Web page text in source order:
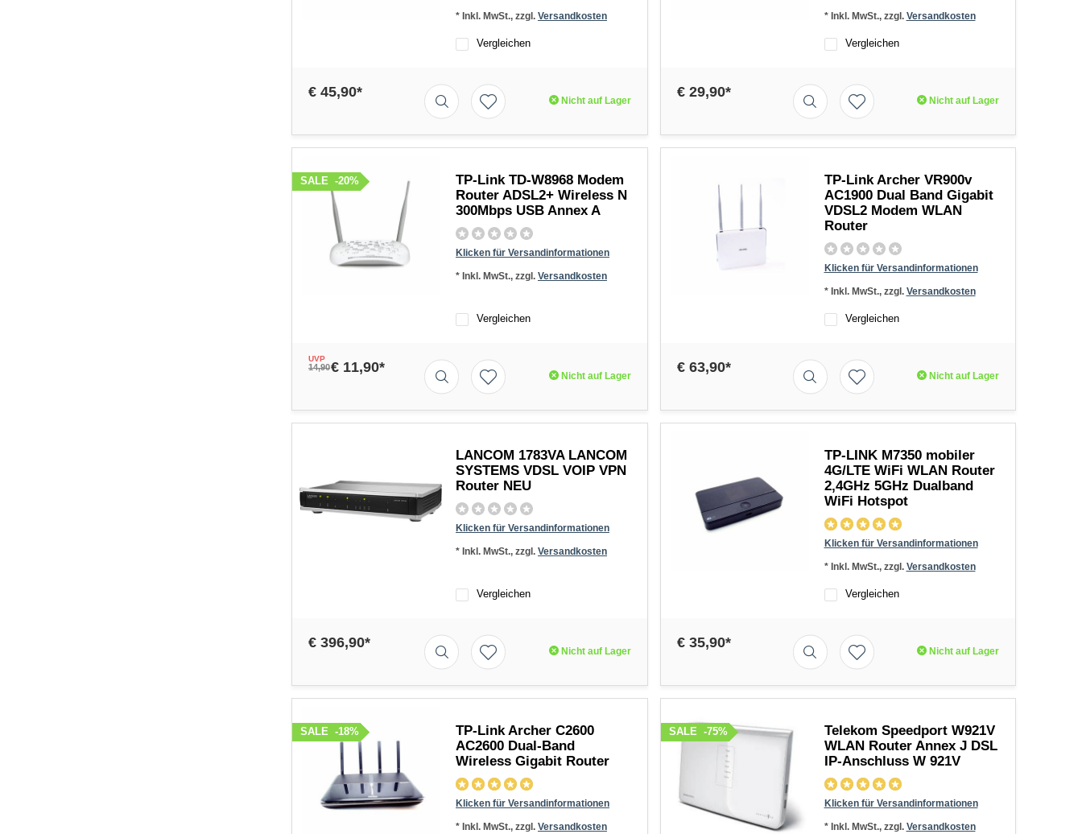
* Inkl. MwSt., zzgl. Versandkosten
Vergleichen
€ 45,90*
Nicht auf Lager
* Inkl. MwSt., zzgl. Versandkosten
Vergleichen
€ 29,90*
Nicht auf Lager
TP-Link TD-W8968 Modem
Router ADSL2+ Wireless N
300Mbps USB Annex A
Klicken für Versandinformationen
-20%
SALE
* Inkl. MwSt., zzgl. Versandkosten
Vergleichen
UVP
14,90€ 11,90*
Nicht auf Lager
TP-Link Archer VR900v
AC1900 Dual Band Gigabit
VDSL2 Modem WLAN
Router
Klicken für Versandinformationen
* Inkl. MwSt., zzgl. Versandkosten
Vergleichen
€ 63,90*
Nicht auf Lager
LANCOM 1783VA LANCOM
SYSTEMS VDSL VOIP VPN
Router NEU
Klicken für Versandinformationen
* Inkl. MwSt., zzgl. Versandkosten
Vergleichen
€ 396,90*
Nicht auf Lager
TP-LINK M7350 mobiler
4G/LTE WiFi WLAN Router
2,4GHz 5GHz Dualband
WiFi Hotspot
Klicken für Versandinformationen
* Inkl. MwSt., zzgl. Versandkosten
Vergleichen
€ 35,90*
Nicht auf Lager
TP-Link Archer C2600
AC2600 Dual-Band
Wireless Gigabit Router
Klicken für Versandinformationen
-18%
SALE
* Inkl. MwSt., zzgl. Versandkosten
Telekom Speedport W921V
WLAN Router Annex J DSL
IP-Anschluss W 921V
Klicken für Versandinformationen
-75%
SALE
* Inkl. MwSt., zzgl. Versandkosten